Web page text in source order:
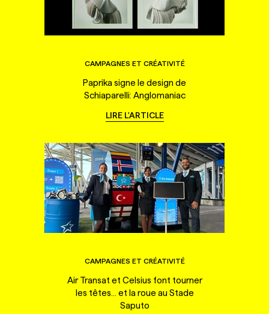
CAMPAGNES ET CRÉATIVITÉ
Paprika signe le design de
Schiaparelli: Anglomaniac
LIRE L'ARTICLE
CAMPAGNES ET CRÉATIVITÉ
Air Transat et Celsius font tourner
les têtes... et la roue au Stade
Saputo